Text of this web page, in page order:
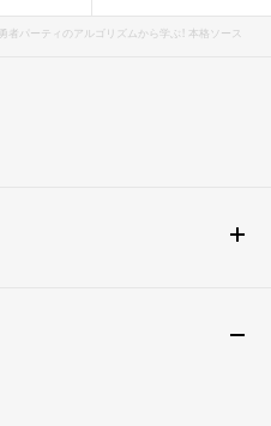
勇者パーティのアルゴリズムから学ぶ！ 本格ソース